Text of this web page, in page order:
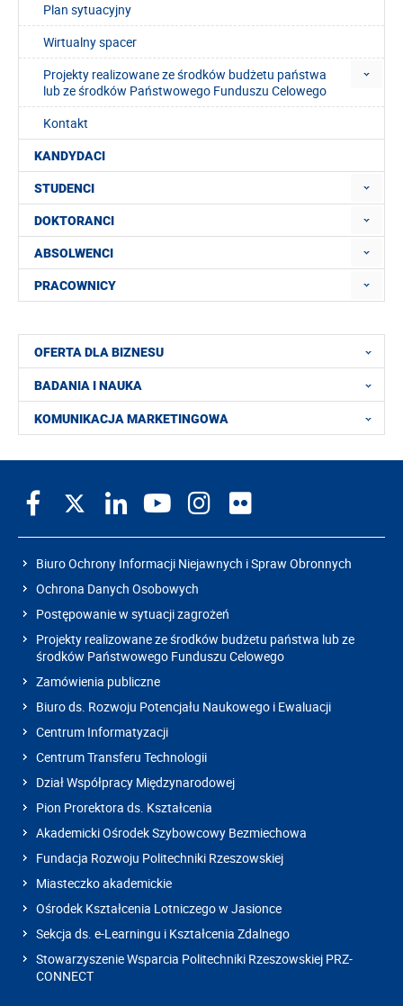
Plan sytuacyjny
Wirtualny spacer
Projekty realizowane ze środków budżetu państwa
lub ze środków Państwowego Funduszu Celowego
Kontakt
KANDYDACI
STUDENCI
DOKTORANCI
ABSOLWENCI
PRACOWNICY
OFERTA DLA BIZNESU
BADANIA I NAUKA
KOMUNIKACJA MARKETINGOWA
Biuro Ochrony Informacji Niejawnych i Spraw Obronnych
Ochrona Danych Osobowych
Postępowanie w sytuacji zagrożeń
Projekty realizowane ze środków budżetu państwa lub ze
środków Państwowego Funduszu Celowego
Zamówienia publiczne
Biuro ds. Rozwoju Potencjału Naukowego i Ewaluacji
Centrum Informatyzacji
Centrum Transferu Technologii
Dział Współpracy Międzynarodowej
Pion Prorektora ds. Kształcenia
Akademicki Ośrodek Szybowcowy Bezmiechowa
Fundacja Rozwoju Politechniki Rzeszowskiej
Miasteczko akademickie
Ośrodek Kształcenia Lotniczego w Jasionce
Sekcja ds. e-Learningu i Kształcenia Zdalnego
Stowarzyszenie Wsparcia Politechniki Rzeszowskiej PRZ-
CONNECT